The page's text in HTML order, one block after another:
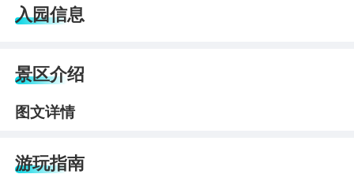
入园信息
景区介绍
图文详情
游玩指南